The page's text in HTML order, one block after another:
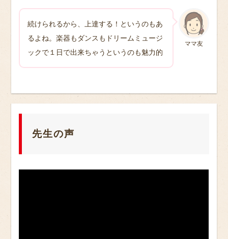
ママ友
続けられるから、上達する！というのもあ
るよね。楽器もダンスもドリームミュージ
ックで１日で出来ちゃうというのも魅力的
先生の声